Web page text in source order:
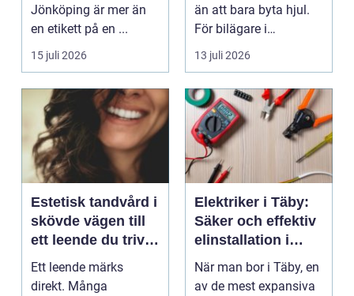
Jönköping är mer än
en etikett på en ...
15 juli 2026
än att bara byta hjul.
För bilägare i
Stockholm handlar
valet av däck...
13 juli 2026
Estetisk tandvård i
skövde vägen till
ett leende du trivs
med
Ett leende märks
direkt. Många
Elektriker i Täby:
Säker och effektiv
elinstallation i
norrort
När man bor i Täby, en
av de mest expansiva